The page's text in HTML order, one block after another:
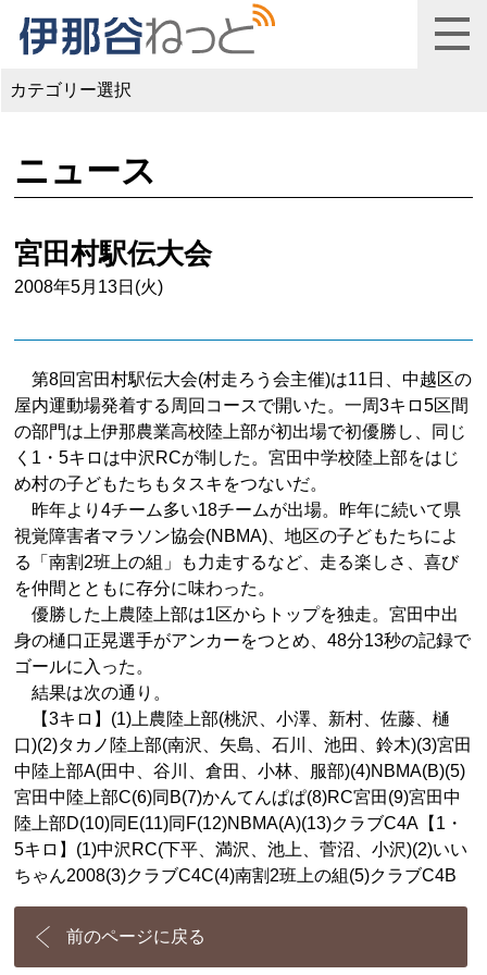
カテゴリー選択
ニュース
宮田村駅伝大会
2008年5月13日(火)
第8回宮田村駅伝大会(村走ろう会主催)は11日、中越区の
屋内運動場発着する周回コースで開いた。一周3キロ5区間
の部門は上伊那農業高校陸上部が初出場で初優勝し、同じ
く1・5キロは中沢RCが制した。宮田中学校陸上部をはじ
め村の子どもたちもタスキをつないだ。
昨年より4チーム多い18チームが出場。昨年に続いて県
視覚障害者マラソン協会(NBMA)、地区の子どもたちによ
る「南割2班上の組」も力走するなど、走る楽しさ、喜び
を仲間とともに存分に味わった。
優勝した上農陸上部は1区からトップを独走。宮田中出
身の樋口正晃選手がアンカーをつとめ、48分13秒の記録で
ゴールに入った。
結果は次の通り。
【3キロ】(1)上農陸上部(桃沢、小澤、新村、佐藤、樋
口)(2)タカノ陸上部(南沢、矢島、石川、池田、鈴木)(3)宮田
中陸上部A(田中、谷川、倉田、小林、服部)(4)NBMA(B)(5)
宮田中陸上部C(6)同B(7)かんてんぱぱ(8)RC宮田(9)宮田中
陸上部D(10)同E(11)同F(12)NBMA(A)(13)クラブC4A【1・
5キロ】(1)中沢RC(下平、満沢、池上、菅沼、小沢)(2)いい
ちゃん2008(3)クラブC4C(4)南割2班上の組(5)クラブC4B
前のページに戻る